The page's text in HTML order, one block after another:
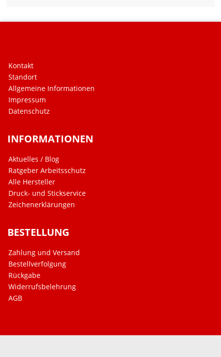
Kontakt
Standort
Allgemeine Informationen
Impressum
Datenschutz
INFORMATIONEN
Aktuelles / Blog
Ratgeber Arbeitsschutz
Alle Hersteller
Druck- und Stickservice
Zeichenerklärungen
BESTELLUNG
Zahlung und Versand
Bestellverfolgung
Rückgabe
Widerrufsbelehrung
AGB